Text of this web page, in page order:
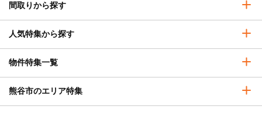
間取りから探す
人気特集から探す
物件特集一覧
熊谷市のエリア特集